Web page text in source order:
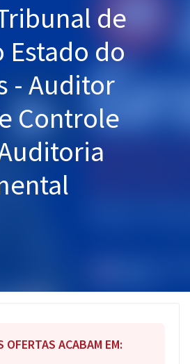
de
Estado do
- Auditor
Controle
OFERTAS ACABAM EM: